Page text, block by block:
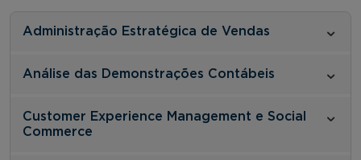
Administração Estratégica de Vendas
Análise das Demonstrações Contábeis
Customer Experience Management e Social
Commerce